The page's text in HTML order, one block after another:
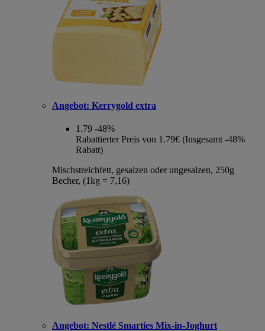
Angebot: Kerrygold extra
1.79 -48%
Rabattierter Preis von 1.79€ (Insgesamt -48%
Rabatt)
Mischstreichfett, gesalzen oder ungesalzen, 250g
Becher, (1kg = 7,16)
Angebot: Nestlé Smarties Mix-in-Joghurt